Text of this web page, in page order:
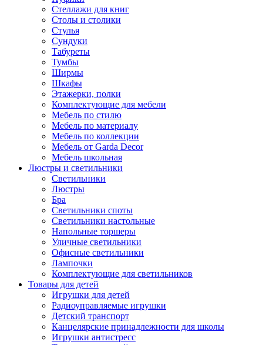
Стеллажи для книг
Столы и столики
Стулья
Сундуки
Табуреты
Тумбы
Ширмы
Шкафы
Этажерки, полки
Комплектующие для мебели
Мебель по стилю
Мебель по материалу
Мебель по коллекции
Мебель от Garda Decor
Мебель школьная
Люстры и светильники
Светильники
Люстры
Бра
Светильники споты
Светильники настольные
Напольные торшеры
Уличные светильники
Офисные светильники
Лампочки
Комплектующие для светильников
Товары для детей
Игрушки для детей
Радиоуправляемые игрушки
Детский транспорт
Канцелярские принадлежности для школы
Игрушки антистресс